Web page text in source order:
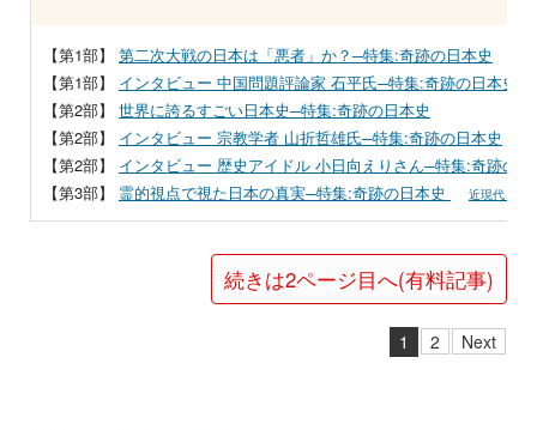
【第1部】 第二次大戦の日本は「悪者」か？─特集:奇跡の日本史
【第1部】 インタビュー 中国問題評論家 石平氏─特集:奇跡の日本史
【第2部】 世界に誇るすごい日本史─特集:奇跡の日本史
【第2部】 インタビュー 宗教学者 山折哲雄氏─特集:奇跡の日本史
【第2部】 インタビュー 歴史アイドル 小日向えりさん─特集:奇跡の
【第3部】 霊的視点で視た日本の真実─特集:奇跡の日本史 近現代・政
続きは2ページ目へ(有料記事)
1 2 Next